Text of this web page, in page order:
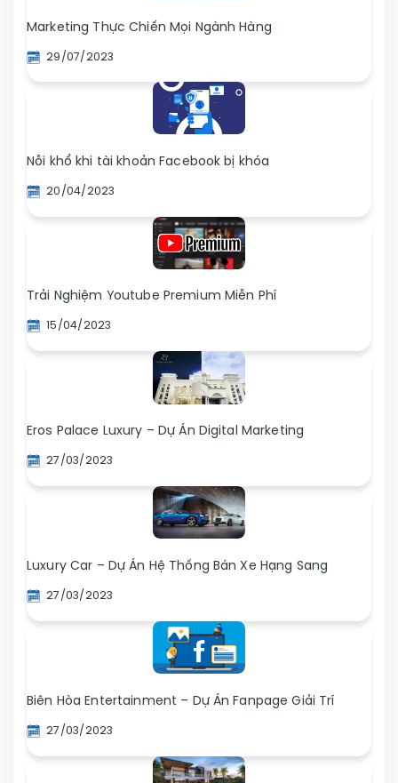
Marketing Thực Chiến Mọi Ngành Hàng
29/07/2023
Nỗi khổ khi tài khoản Facebook bị khóa
20/04/2023
Trải Nghiệm Youtube Premium Miễn Phí
15/04/2023
Eros Palace Luxury – Dự Án Digital Marketing
27/03/2023
Luxury Car – Dự Án Hệ Thống Bán Xe Hạng Sang
27/03/2023
Biên Hòa Entertainment – Dự Án Fanpage Giải Trí
27/03/2023